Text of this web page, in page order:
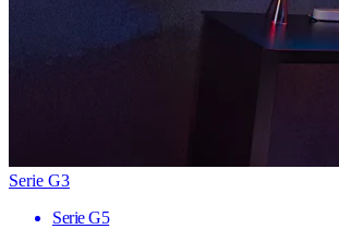
Serie G3
Serie G5